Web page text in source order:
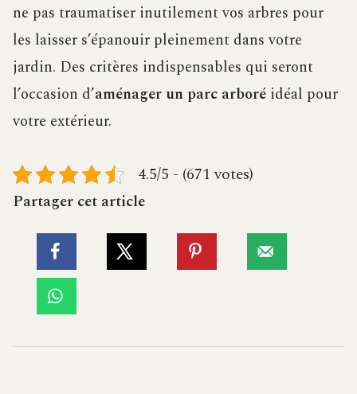
ne pas traumatiser inutilement vos arbres pour
les laisser s’épanouir pleinement dans votre
jardin. Des critères indispensables qui seront
l’occasion d’aménager un parc arboré idéal pour
votre extérieur.
4.5/5 - (671 votes)
Partager cet article